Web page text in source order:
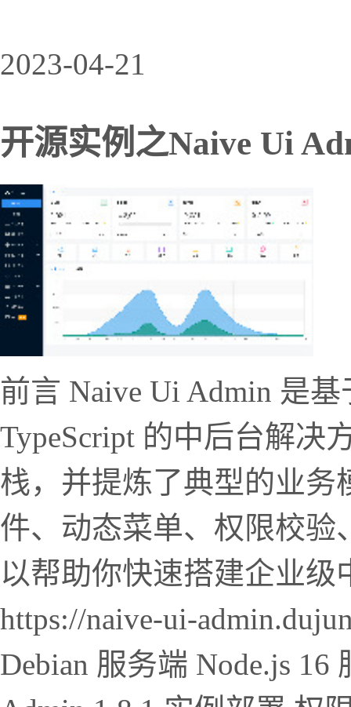
2023-04-21
开源实例之Naive Ui
前言 Naive Ui Admin 是
TypeScript 的中后台解决
栈，并提炼了典型的业务
件、动态菜单、权限校验
以帮助你快速搭建企业
https://naive-ui-
Debian 服务端 Node.js